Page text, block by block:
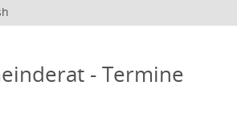
- Termine